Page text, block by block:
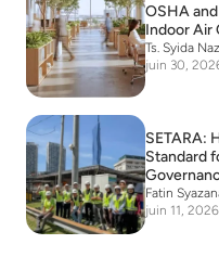
OSHA
Indoor Air
Ts. Syida
juin 30,
SETARA:
Standard
Fatin
juin 11, 2026